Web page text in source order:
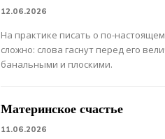
12.06.2026
На практике писать о по-
сложно: слова гаснут перед его
банальными и плоскими.
Материнское счастье
11.06.2026